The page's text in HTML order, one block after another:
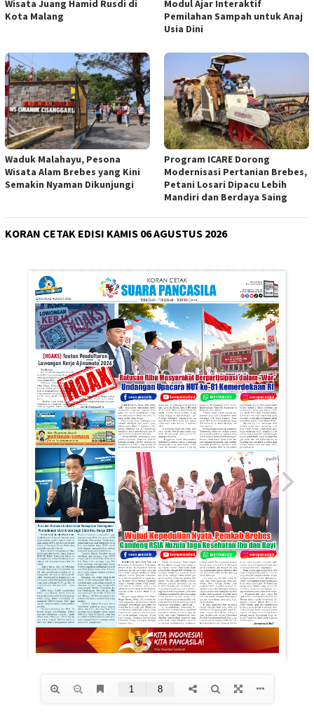
Wisata Juang Hamid Rusdi di
Kota Malang
Modul Ajar Interaktif
Pemilahan Sampah untuk Anaj
Usia Dini
Waduk Malahayu, Pesona
Wisata Alam Brebes yang Kini
Semakin Nyaman Dikunjungi
Program ICARE Dorong
Modernisasi Pertanian Brebes,
Petani Losari Dipacu Lebih
Mandiri dan Berdaya Saing
KORAN CETAK EDISI KAMIS 06 AGUSTUS 2026